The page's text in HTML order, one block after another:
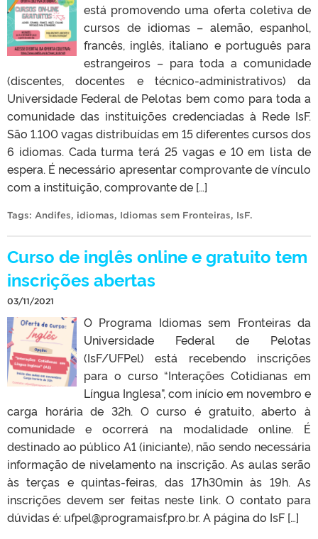
está promovendo uma oferta coletiva de
cursos de idiomas – alemão, espanhol,
francês, inglês, italiano e português para
estrangeiros – para toda a comunidade
(discentes, docentes e técnico-administrativos) da
Universidade Federal de Pelotas bem como para toda a
comunidade das instituições credenciadas à Rede IsF.
São 1.100 vagas distribuídas em 15 diferentes cursos dos
6 idiomas. Cada turma terá 25 vagas e 10 em lista de
espera. É necessário apresentar comprovante de vínculo
com a instituição, comprovante de […]
Tags: Andifes, idiomas, Idiomas sem Fronteiras, IsF.
Curso de inglês online e gratuito tem
inscrições abertas
03/11/2021
O Programa Idiomas sem Fronteiras da
Universidade Federal de Pelotas
(IsF/UFPel) está recebendo inscrições
para o curso “Interações Cotidianas em
Língua Inglesa”, com início em novembro e
carga horária de 32h. O curso é gratuito, aberto à
comunidade e ocorrerá na modalidade online. É
destinado ao público A1 (iniciante), não sendo necessária
informação de nivelamento na inscrição. As aulas serão
às terças e quintas-feiras, das 17h30min às 19h. As
inscrições devem ser feitas neste link. O contato para
dúvidas é: ufpel@programaisf.pro.br. A página do IsF […]